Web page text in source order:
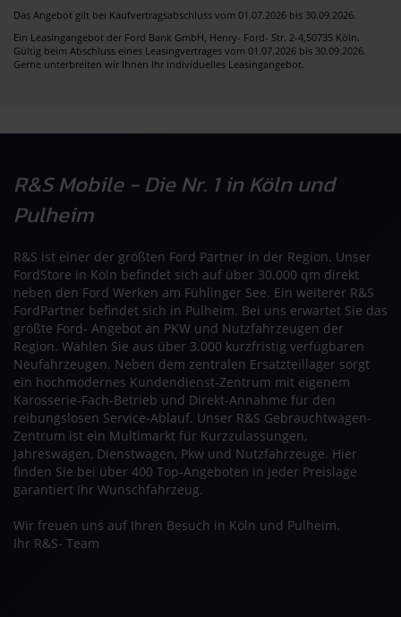
Das Angebot gilt bei Kaufvertragsabschluss vom 01.07.2026 bis 30.09.2026.
Ein Leasingangebot der Ford Bank GmbH, Henry- Ford- Str. 2-4,50735 Köln.
Gültig beim Abschluss eines Leasingvertrages vom 01.07.2026 bis 30.09.2026.
Gerne unterbreiten wir Ihnen Ihr individuelles Leasingangebot.
R&S Mobile - Die Nr. 1 in Köln und
Pulheim
R&S ist einer der größten Ford Partner in der Region. Unser
FordStore in Köln befindet sich auf über 30.000 qm direkt
neben den Ford Werken am Fühlinger See. Ein weiterer R&S
FordPartner befindet sich in Pulheim. Bei uns erwartet Sie das
größte Ford- Angebot an PKW und Nutzfahrzeugen der
Region. Wählen Sie aus über 3.000 kurzfristig verfügbaren
Neufahrzeugen. Neben dem zentralen Ersatzteillager sorgt
ein hochmodernes Kundendienst-Zentrum mit eigenem
Karosserie-Fach-Betrieb und Direkt-Annahme für den
reibungslosen Service-Ablauf. Unser R&S Gebrauchtwagen-
Zentrum ist ein Multimarkt für Kurzzulassungen,
Jahreswagen, Dienstwagen, Pkw und Nutzfahrzeuge. Hier
finden Sie bei über 400 Top-Angeboten in jeder Preislage
garantiert Ihr Wunschfahrzeug.
Wir freuen uns auf Ihren Besuch in Köln und Pulheim.
Ihr R&S- Team